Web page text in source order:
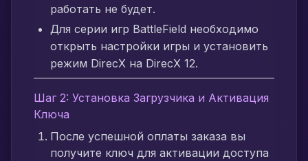
работать не будет.
Для серии игр BattleField необходимо
открыть настройки игры и установить
режим DirecX на DirecX 12.
Шаг 2: Установка Загрузчика и Активация
Ключа
После успешной оплаты заказа вы
получите ключ для активации доступа